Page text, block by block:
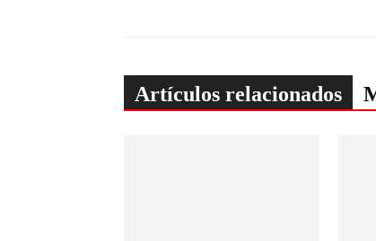
Artículos relacionados